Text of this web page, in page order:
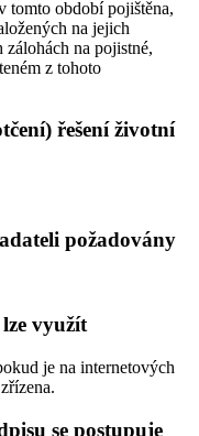
tomto období pojištěna,
na jejich
zálohách na pojistné,
z tohoto
řešení životní
požadovány
využít
je na internetových
se postupuje